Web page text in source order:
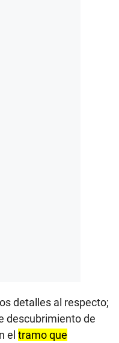
detalles al respecto;
descubrimiento de
el tramo que